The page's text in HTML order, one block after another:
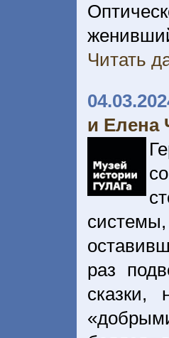
Читать
и Елена
раз
сказки,